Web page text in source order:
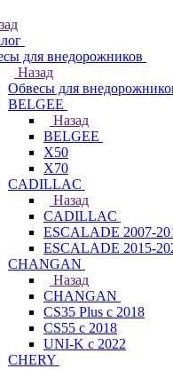
для внедорожников
Назад
Обвесы для
BELGEE
Назад
BELGEE
X50
X70
CADILLAC
Назад
CADILLAC
ESCALADE 2007-
ESCALADE 2015-
CHANGAN
Назад
CHANGAN
CS35 Plus с 2018
CS55 с 2018
UNI-K с 2022
CHERY